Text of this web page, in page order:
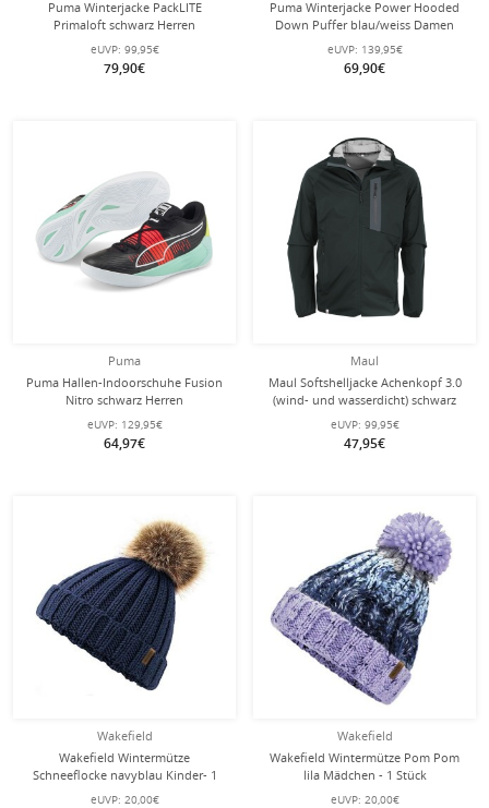
Puma Winterjacke PackLITE
Primaloft schwarz Herren
eUVP: 99,95€
79,90€
Puma Winterjacke Power Hooded
Down Puffer blau/weiss Damen
eUVP: 139,95€
69,90€
Puma
Puma Hallen-Indoorschuhe Fusion
Nitro schwarz Herren
eUVP: 129,95€
64,97€
Maul
Maul Softshelljacke Achenkopf 3.0
(wind- und wasserdicht) schwarz
Herren
eUVP: 99,95€
47,95€
Wakefield
Wakefield Wintermütze
Schneeflocke navyblau Kinder- 1
Stück
eUVP: 20,00€
Wakefield
Wakefield Wintermütze Pom Pom
lila Mädchen - 1 Stück
eUVP: 20,00€